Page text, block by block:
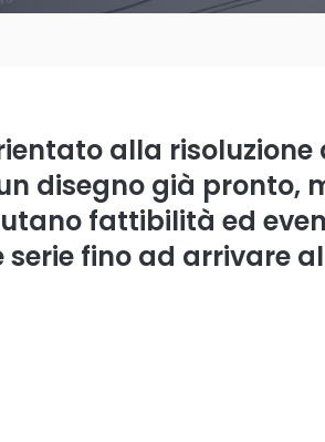
alla risoluzione
disegno già pronto,
fattibilità ed
fino ad arrivare